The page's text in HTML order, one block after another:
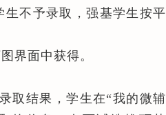
不予录取，强基学生按平
界面中获得。
取结果，学生在“我的微辅